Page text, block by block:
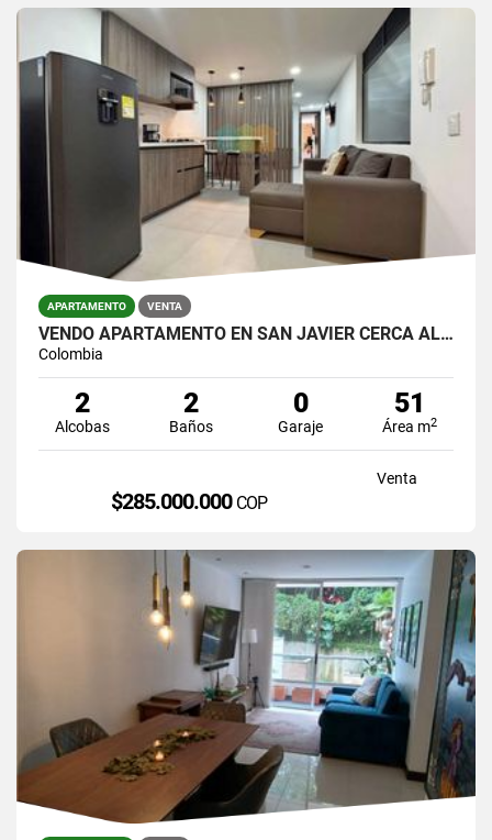
APARTAMENTO VENTA
VENDO APARTAMENTO EN SAN JAVIER CERCA AL METRO
Colombia
2
Alcobas
2
Baños
0
Garaje
51
Área m2
Venta
$285.000.000 COP